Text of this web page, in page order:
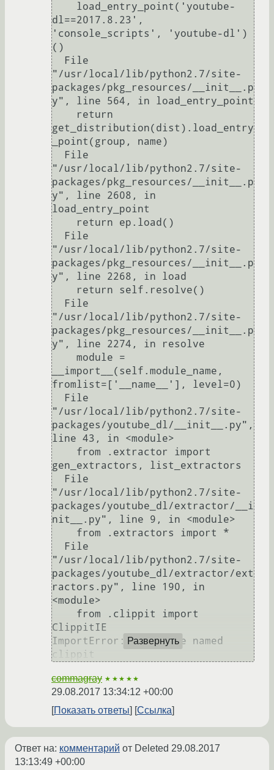
dl==2017.8.23',
'console_scripts', 'youtube-dl')
()
"/usr/local/lib/python2.7/site-
packages/pkg_resources/__init__.p
y", line 564, in load_entry_point
get_distribution(dist).load_entry
_point(group, name)
"/usr/local/lib/python2.7/site-
packages/pkg_resources/__init__.p
y", line 2608, in
load_entry_point
"/usr/local/lib/python2.7/site-
packages/pkg_resources/__init__.p
y", line 2268, in load
"/usr/local/lib/python2.7/site-
packages/pkg_resources/__init__.p
y", line 2274, in resolve
__import__(self.module_name,
fromlist=['__name__'], level=0)
"/usr/local/lib/python2.7/site-
packages/youtube_dl/__init__.py",
line 43, in <module>
gen_extractors, list_extractors
"/usr/local/lib/python2.7/site-
packages/youtube_dl/extractor/__i
nit__.py", line 9, in <module>
"/usr/local/lib/python2.7/site-
packages/youtube_dl/extractor/ext
ractors.py", line 190, in
<module>
ClippitIE
ImportError: No module named
clippit
Развернуть
commagray ★★★★★
29.08.2017 13:34:12 +00:00
Показать ответы
Ссылка
Ответ на: комментарий от Deleted 29.08.2017
13:13:49 +00:00